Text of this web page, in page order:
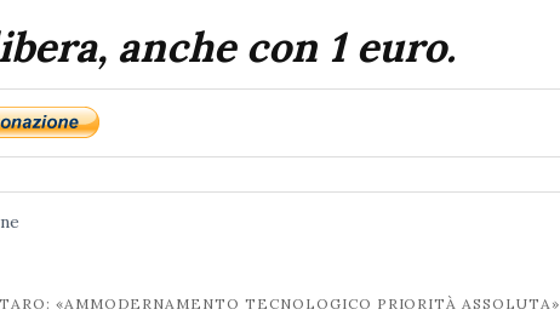
anche con 1 euro.
«AMMODERNAMENTO TECNOLOGICO PRIORITÀ ASSOLUTA»